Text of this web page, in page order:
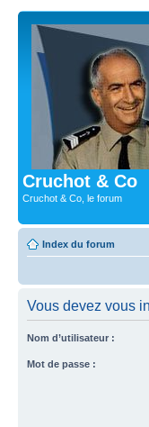
Cruchot & Co
Cruchot & Co, le forum
Index du forum
Vous devez vous
Nom d’utilisateur :
Mot de passe :